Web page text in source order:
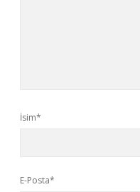
İsim*
E-Posta*